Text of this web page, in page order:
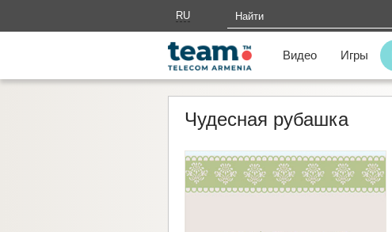
RU
AM
Видео Игры
Чудесная рубашка